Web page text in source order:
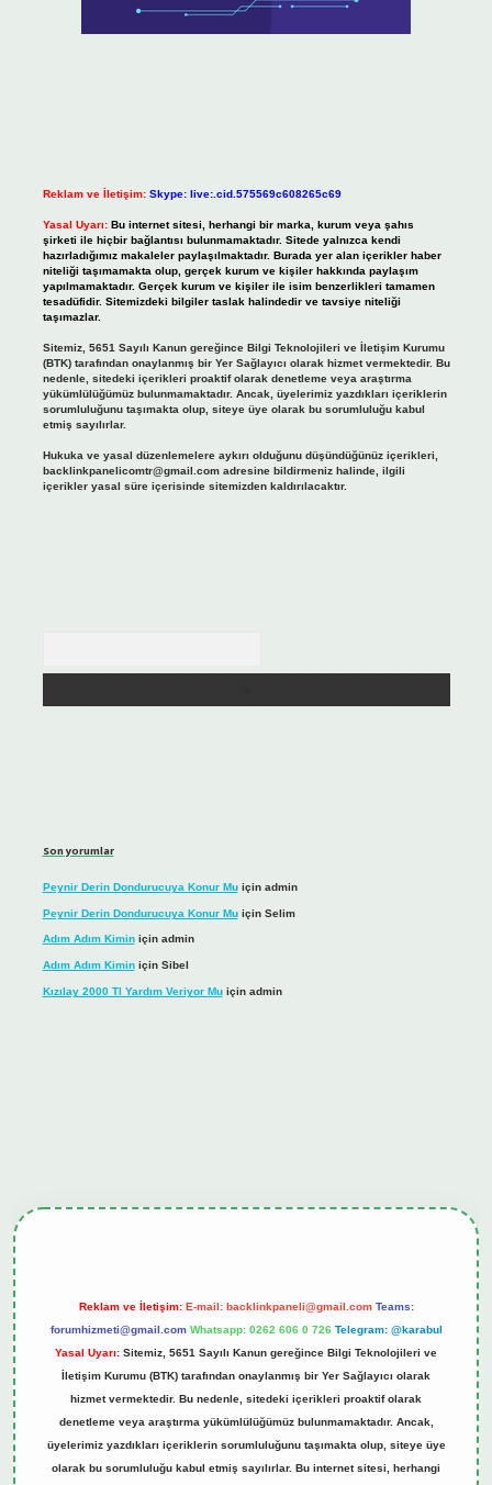
Reklam ve İletişim: Skype: live:.cid.575569c608265c69
Yasal Uyarı: Bu internet sitesi, herhangi bir marka, kurum veya şahıs
şirketi ile hiçbir bağlantısı bulunmamaktadır. Sitede yalnızca kendi
hazırladığımız makaleler paylaşılmaktadır. Burada yer alan içerikler haber
niteliği taşımamakta olup, gerçek kurum ve kişiler hakkında paylaşım
yapılmamaktadır. Gerçek kurum ve kişiler ile isim benzerlikleri tamamen
tesadüfidir. Sitemizdeki bilgiler taslak halindedir ve tavsiye niteliği
taşımazlar.
Sitemiz, 5651 Sayılı Kanun gereğince Bilgi Teknolojileri ve İletişim Kurumu
(BTK) tarafından onaylanmış bir Yer Sağlayıcı olarak hizmet vermektedir. Bu
nedenle, sitedeki içerikleri proaktif olarak denetleme veya araştırma
yükümlülüğümüz bulunmamaktadır. Ancak, üyelerimiz yazdıkları içeriklerin
sorumluluğunu taşımakta olup, siteye üye olarak bu sorumluluğu kabul
etmiş sayılırlar.
Hukuka ve yasal düzenlemelere aykırı olduğunu düşündüğünüz içerikleri,
backlinkpanelicomtr@gmail.comadresine bildirmeniz halinde, ilgili
içerikler yasal süre içerisinde sitemizden kaldırılacaktır.
Son yorumlar
Peynir Derin Dondurucuya Konur Muiçin admin
Peynir Derin Dondurucuya Konur Muiçin Selim
Adım Adım Kiminiçin admin
Adım Adım Kiminiçin Sibel
Kızılay 2000 Tl Yardım Veriyor Muiçin admin
Reklam ve İletişim: E-mail: backlinkpaneli@gmail.com Teams:
forumhizmeti@gmail.com Whatsapp: 0262 606 0 726 Telegram: @karabul
Yasal Uyarı: Sitemiz, 5651 Sayılı Kanun gereğince Bilgi Teknolojileri ve
İletişim Kurumu (BTK) tarafından onaylanmış bir Yer Sağlayıcı olarak
hizmet vermektedir. Bu nedenle, sitedeki içerikleri proaktif olarak
denetleme veya araştırma yükümlülüğümüz bulunmamaktadır. Ancak,
üyelerimiz yazdıkları içeriklerin sorumluluğunu taşımakta olup, siteye üye
olarak bu sorumluluğu kabul etmiş sayılırlar. Bu internet sitesi, herhangi